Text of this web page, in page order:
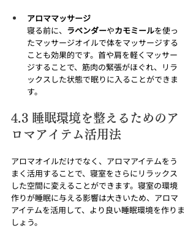
アロママッサージ
寝る前に、 ラベンダーやカモミールを使っ
たマッサージオイルで体をマッサージする
ことも効果的です。首や肩を軽くマッサー
ジすることで、筋肉の緊張がほぐれ、リラ
ックスした状態で眠りに入ることができま
す。
4.3 睡眠環境を整えるためのア
ロマアイテム活用法
アロマオイルだけでなく、アロマアイテムをう
まく活用することで、寝室をさらにリラックス
した空間に変えることができます。寝室の環境
作りが睡眠に与える影響は大きいため、アロマ
アイテムを活用して、より良い睡眠環境を作りま
しょう。